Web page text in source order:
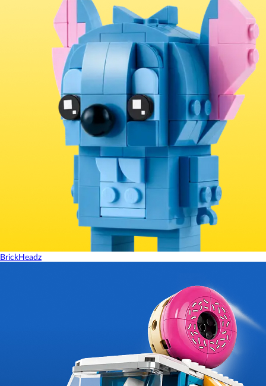
BrickHeadz